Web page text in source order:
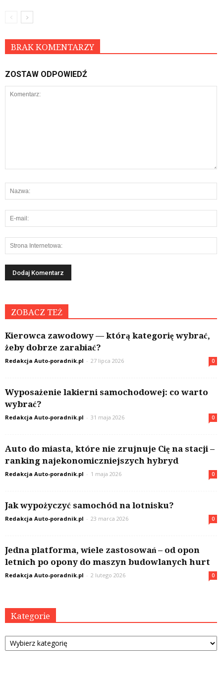
BRAK KOMENTARZY
ZOSTAW ODPOWIEDŹ
ZOBACZ TEŻ
Kierowca zawodowy — którą kategorię wybrać,
żeby dobrze zarabiać?
Redakcja Auto-poradnik.pl - 27 lipca 2026 0
Wyposażenie lakierni samochodowej: co warto
wybrać?
Redakcja Auto-poradnik.pl - 31 maja 2026 0
Auto do miasta, które nie zrujnuje Cię na stacji –
ranking najekonomiczniejszych hybryd
Redakcja Auto-poradnik.pl - 1 maja 2026 0
Jak wypożyczyć samochód na lotnisku?
Redakcja Auto-poradnik.pl - 23 marca 2026 0
Jedna platforma, wiele zastosowań – od opon
letnich po opony do maszyn budowlanych hurt
Redakcja Auto-poradnik.pl - 2 lutego 2026 0
Kategorie
Kategorie